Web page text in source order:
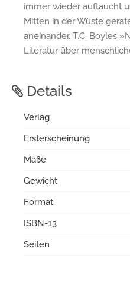
immer wieder auftaucht
Mitten in der Wüste
aneinander. T.C. Boyles
Literatur über
Details
Verlag
Ersterscheinung
Maße
Gewicht
Format
ISBN-13
Seiten